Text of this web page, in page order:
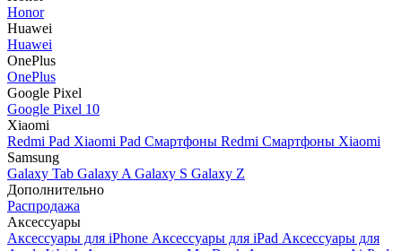
Honor
Huawei
Huawei
OnePlus
OnePlus
Google Pixel
Google Pixel 10
Xiaomi
Redmi Pad Xiaomi Pad Смартфоны Redmi Смартфоны Xiaomi
Samsung
Galaxy Tab Galaxy A Galaxy S Galaxy Z
Дополнительно
Распродажа
Аксессуары
Аксессуары для iPhone Аксессуары для iPad Аксессуары для